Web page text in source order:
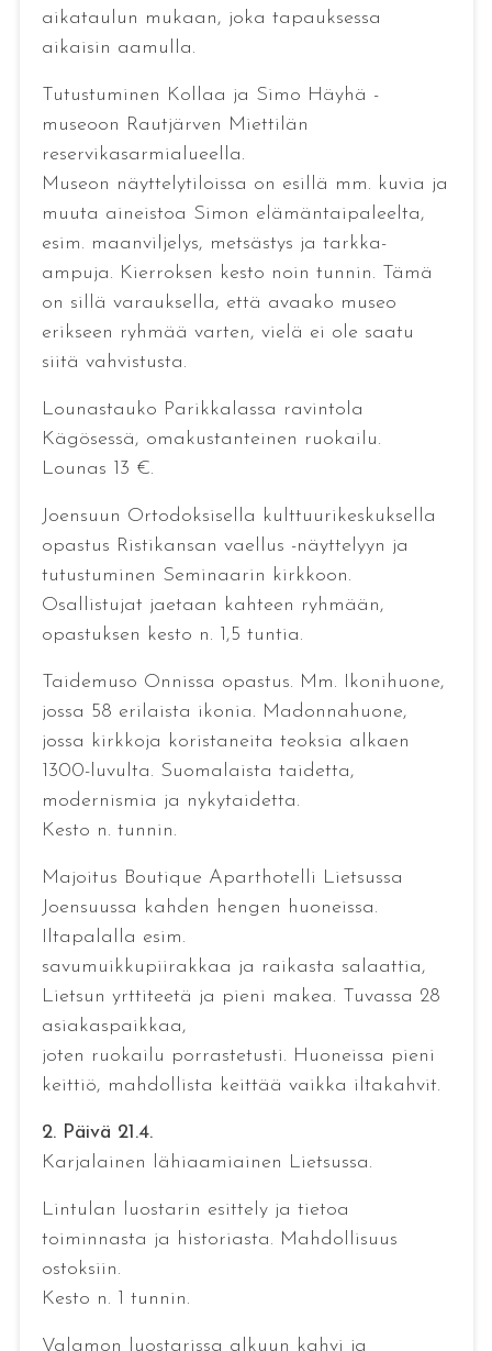
aikataulun mukaan, joka tapauksessa
aikaisin aamulla.
Tutustuminen Kollaa ja Simo Häyhä -
museoon Rautjärven Miettilän
reservikasarmialueella.
Museon näyttelytiloissa on esillä mm. kuvia ja
muuta aineistoa Simon elämäntaipaleelta,
esim. maanviljelys, metsästys ja tarkka-
ampuja. Kierroksen kesto noin tunnin. Tämä
on sillä varauksella, että avaako museo
erikseen ryhmää varten, vielä ei ole saatu
siitä vahvistusta.
Lounastauko Parikkalassa ravintola
Kägösessä, omakustanteinen ruokailu.
Lounas 13 €.
Joensuun Ortodoksisella kulttuurikeskuksella
opastus Ristikansan vaellus -näyttelyyn ja
tutustuminen Seminaarin kirkkoon.
Osallistujat jaetaan kahteen ryhmään,
opastuksen kesto n. 1,5 tuntia.
Taidemuso Onnissa opastus. Mm. Ikonihuone,
jossa 58 erilaista ikonia. Madonnahuone,
jossa kirkkoja koristaneita teoksia alkaen
1300-luvulta. Suomalaista taidetta,
modernismia ja nykytaidetta.
Kesto n. tunnin.
Majoitus Boutique Aparthotelli Lietsussa
Joensuussa kahden hengen huoneissa.
Iltapalalla esim.
savumuikkupiirakkaa ja raikasta salaattia,
Lietsun yrttiteetä ja pieni makea. Tuvassa 28
asiakaspaikkaa,
joten ruokailu porrastetusti. Huoneissa pieni
keittiö, mahdollista keittää vaikka iltakahvit.
2. Päivä 21.4.
Karjalainen lähiaamiainen Lietsussa.
Lintulan luostarin esittely ja tietoa
toiminnasta ja historiasta. Mahdollisuus
ostoksiin.
Kesto n. 1 tunnin.
Valamon luostarissa alkuun kahvi ja